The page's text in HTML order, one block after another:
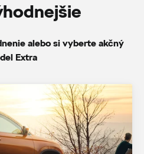
alebo si vyberte akčný
Extra